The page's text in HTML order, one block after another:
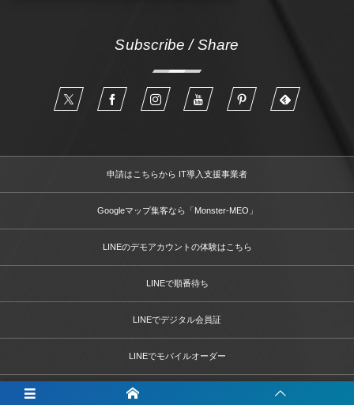
Subscribe / Share
申請はこちらから IT導入支援事業者
Googleマップ集客なら「Monster-MEO」
LINEのデモアカウントの体験はこちら
LINEで順番待ち
LINEでデジタル会員証
LINEでモバイルオーダー
LINEでテーブルオーダー